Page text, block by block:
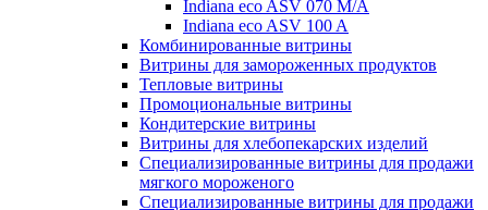
Indiana eco ASV 070 M/A
Indiana eco ASV 100 A
Комбинированные витрины
Витрины для замороженных продуктов
Тепловые витрины
Промоциональные витрины
Кондитерские витрины
Витрины для хлебопекарских изделий
Специализированные витрины для продажи
мягкого мороженого
Специализированные витрины для продажи